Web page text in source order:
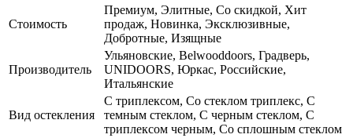
Стоимость
Премиум, Элитные, Со скидкой, Хит
продаж, Новинка, Эксклюзивные,
Добротные, Изящные
Производитель
Ульяновские, Belwooddoors, Градверь,
UNIDOORS, Юркас, Российские,
Итальянские
Вид остекления
С триплексом, Со стеклом триплекс, С
темным стеклом, С черным стеклом, С
триплексом черным, Со сплошным стеклом